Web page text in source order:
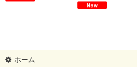
ホーム